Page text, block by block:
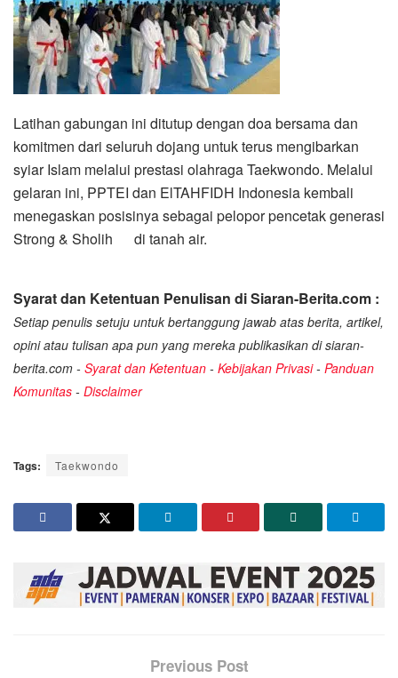
Latihan gabungan ini ditutup dengan doa bersama dan
komitmen dari seluruh dojang untuk terus mengibarkan
syiar Islam melalui prestasi olahraga Taekwondo. Melalui
gelaran ini, PPTEI dan ElTAHFIDH Indonesia kembali
menegaskan posisinya sebagai pelopor pencetak generasi
Strong & Sholih di tanah air.
Syarat dan Ketentuan Penulisan di Siaran-Berita.com :
Setiap penulis setuju untuk bertanggung jawab atas berita, artikel,
opini atau tulisan apa pun yang mereka publikasikan di siaran-
berita.com - Syarat dan Ketentuan - Kebijakan Privasi- Panduan
Komunitas - Disclaimer
Tags: Taekwondo
Previous Post